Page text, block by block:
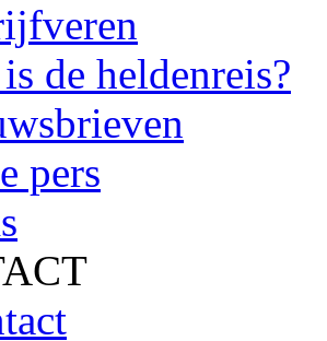
de heldenreis?
pers